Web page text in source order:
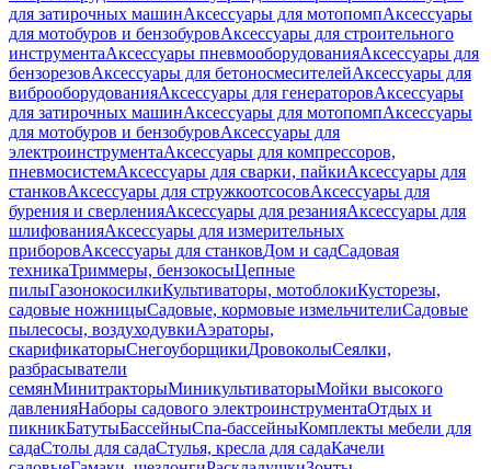
для затирочных машинАксессуары для мотопомпАксессуары
для мотобуров и бензобуровАксессуары для строительного
инструментаАксессуары пневмооборудованияАксессуары для
бензорезовАксессуары для бетоносмесителейАксессуары для
виброоборудованияАксессуары для генераторовАксессуары
для затирочных машинАксессуары для мотопомпАксессуары
для мотобуров и бензобуровАксессуары для
электроинструментаАксессуары для компрессоров,
пневмосистемАксессуары для сварки, пайкиАксессуары для
станковАксессуары для стружкоотсосовАксессуары для
бурения и сверленияАксессуары для резанияАксессуары для
шлифованияАксессуары для измерительных
приборовАксессуары для станковДом и садСадовая
техникаТриммеры, бензокосыЦепные
пилыГазонокосилкиКультиваторы, мотоблокиКусторезы,
садовые ножницыСадовые, кормовые измельчителиСадовые
пылесосы, воздуходувкиАэраторы,
скарификаторыСнегоуборщикиДровоколыСеялки,
разбрасыватели
семянМинитракторыМиникультиваторыМойки высокого
давленияНаборы садового электроинструментаОтдых и
пикникБатутыБассейныСпа-бассейныКомплекты мебели для
садаСтолы для садаСтулья, кресла для садаКачели